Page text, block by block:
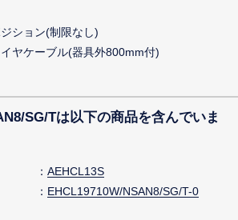
ション(制限なし)
ヤケーブル(器具外800mm付)
SG/Tは以下の商品を含んでいま
AEHCL13S
EHCL19710W/NSAN8/SG/T-0